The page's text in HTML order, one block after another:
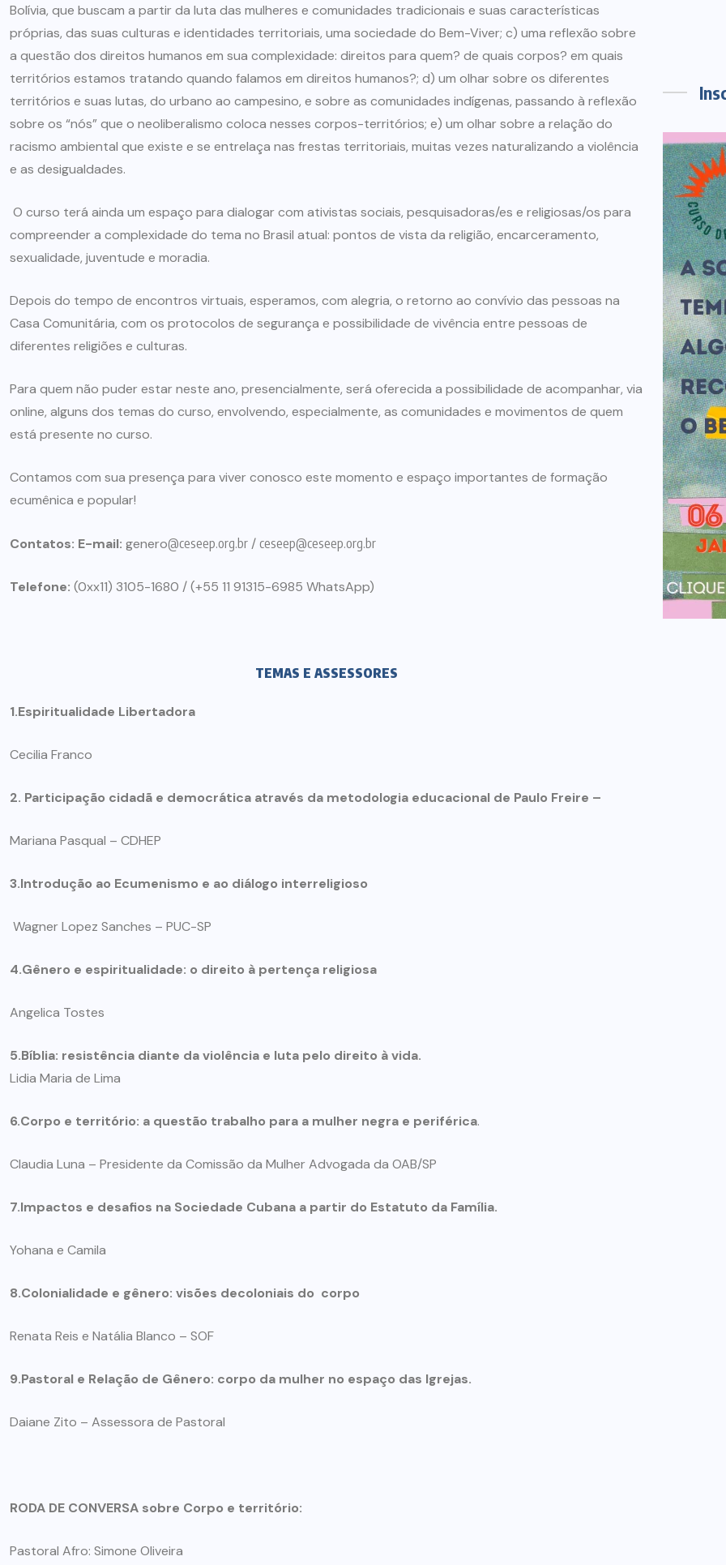
Bolívia, que buscam a partir da luta das mulheres e comunidades tradicionais e suas características
próprias, das suas culturas e identidades territoriais, uma sociedade do Bem-Viver; c) uma reflexão sobre
a questão dos direitos humanos em sua complexidade: direitos para quem? de quais corpos? em quais
territórios estamos tratando quando falamos em direitos humanos?; d) um olhar sobre os diferentes
territórios e suas lutas, do urbano ao campesino, e sobre as comunidades indígenas, passando à reflexão
sobre os “nós” que o neoliberalismo coloca nesses corpos-territórios; e) um olhar sobre a relação do
racismo ambiental que existe e se entrelaça nas frestas territoriais, muitas vezes naturalizando a violência
e as desigualdades.
O curso terá ainda um espaço para dialogar com ativistas sociais, pesquisadoras/es e religiosas/os para
compreender a complexidade do tema no Brasil atual: pontos de vista da religião, encarceramento,
sexualidade, juventude e moradia.
Depois do tempo de encontros virtuais, esperamos, com alegria, o retorno ao convívio das pessoas na
Casa Comunitária, com os protocolos de segurança e possibilidade de vivência entre pessoas de
diferentes religiões e culturas.
Para quem não puder estar neste ano, presencialmente, será oferecida a possibilidade de acompanhar, via
online, alguns dos temas do curso, envolvendo, especialmente, as comunidades e movimentos de quem
está presente no curso.
Contamos com sua presença para viver conosco este momento e espaço importantes de formação
ecumênica e popular!
Contatos: E-mail: genero@ceseep.org.br / ceseep@ceseep.org.br
Telefone: (0xx11) 3105-1680 / (+55 11 91315-6985 WhatsApp)
TEMAS E ASSESSORES
1.Espiritualidade Libertadora
Cecilia Franco
2. Participação cidadã e democrática através da metodologia educacional de Paulo Freire –
Mariana Pasqual – CDHEP
3.Introdução ao Ecumenismo e ao diálogo interreligioso
Wagner Lopez Sanches – PUC-SP
4.Gênero e espiritualidade: o direito à pertença religiosa
Angelica Tostes
5.Bíblia: resistência diante da violência e luta pelo direito à vida.
Lidia Maria de Lima
6.Corpo e território: a questão trabalho para a mulher negra e periférica.
Claudia Luna – Presidente da Comissão da Mulher Advogada da OAB/SP
7.Impactos e desafios na Sociedade Cubana a partir do Estatuto da Família.
Yohana e Camila
8.Colonialidade e gênero: visões decoloniais do corpo
Renata Reis e Natália Blanco – SOF
9.Pastoral e Relação de Gênero: corpo da mulher no espaço das Igrejas.
Daiane Zito – Assessora de Pastoral
RODA DE CONVERSA sobre Corpo e território:
Pastoral Afro: Simone Oliveira